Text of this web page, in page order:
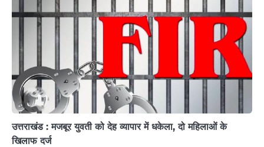
उत्तराखंड : मजबूर युवती को देह व्यापार में धकेला, दो महिलाओं के
खिलाफ दर्ज